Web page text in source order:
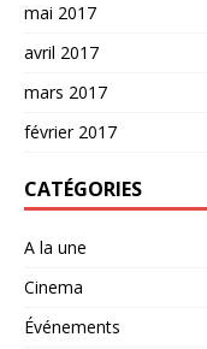
mai 2017
avril 2017
mars 2017
février 2017
CATÉGORIES
A la une
Cinema
Événements